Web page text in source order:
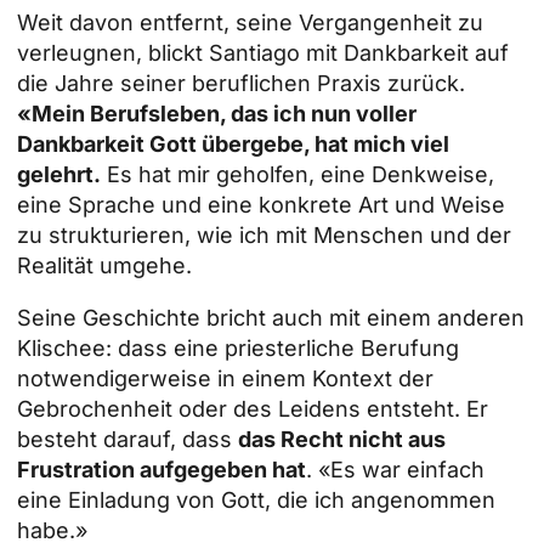
Weit davon entfernt, seine Vergangenheit zu
verleugnen, blickt Santiago mit Dankbarkeit auf
die Jahre seiner beruflichen Praxis zurück.
«Mein Berufsleben, das ich nun voller
Dankbarkeit Gott übergebe, hat mich viel
gelehrt. Es hat mir geholfen, eine Denkweise,
eine Sprache und eine konkrete Art und Weise
zu strukturieren, wie ich mit Menschen und der
Realität umgehe.
Seine Geschichte bricht auch mit einem anderen
Klischee: dass eine priesterliche Berufung
notwendigerweise in einem Kontext der
Gebrochenheit oder des Leidens entsteht. Er
besteht darauf, dass das Recht nicht aus
Frustration aufgegeben hat. «Es war einfach
eine Einladung von Gott, die ich angenommen
habe.»